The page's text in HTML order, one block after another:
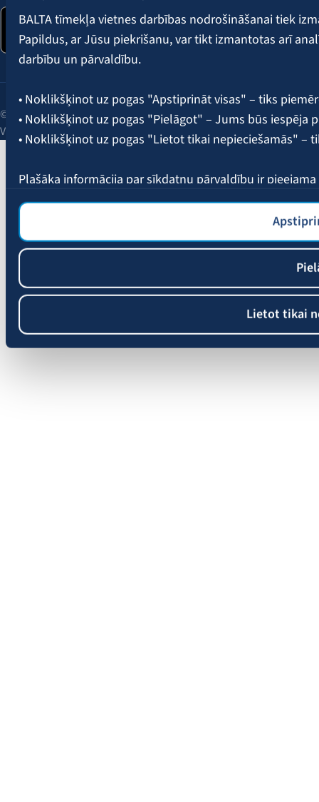
BALTA tīmekļa vietnes darbības nodrošināšanai tiek
Papildus, ar Jūsu piekrišanu, var tikt izmantotas arī
darbību un pārvaldību.
• Noklikšķinot uz pogas "Apstiprināt visas" – tiks
• Noklikšķinot uz pogas "Pielāgot" – Jums būs iespēja
• Noklikšķinot uz pogas "Lietot tikai nepieciešamās" –
Plašāka informācija par sīkdatņu pārvaldību ir pieejama
Lietot tikai
© 2026 AAS BALTA | Skanstes iela 25, Rīga, LV-1013, Latvija.
Vienotais reģ. Nr. 40003049409.